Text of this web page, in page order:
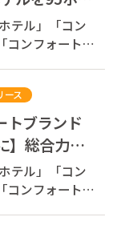
ォートブラ
テル」「コン
コンフォートイ
テルズジャパ
、代表取締役
ョイスホテル
ース
トブランド
】総合力
ホテル名古
テル」「コン
コンフォートイ